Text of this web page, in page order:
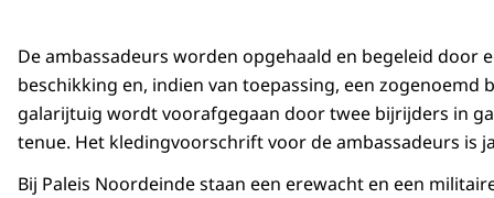
De ambassadeurs worden opgehaald en begeleid door
beschikking en, indien van toepassing, een
galarijtuig wordt voorafgegaan door twee bijrijders in
tenue. Het kledingvoorschrift voor de ambassadeurs is
Bij Paleis Noordeinde staan een erewacht en een